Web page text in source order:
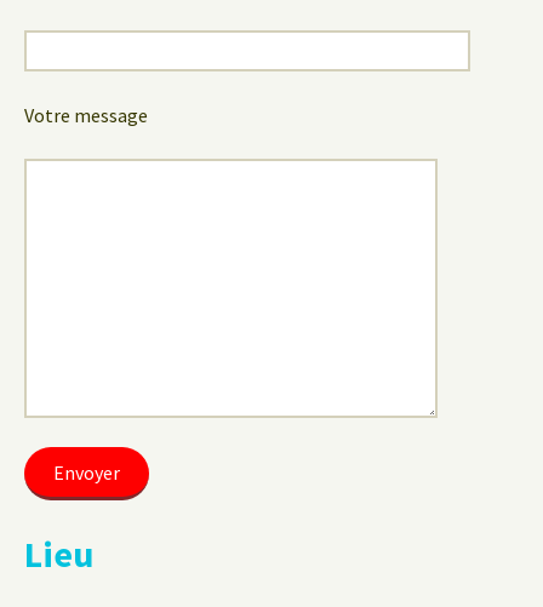
Votre message
Lieu